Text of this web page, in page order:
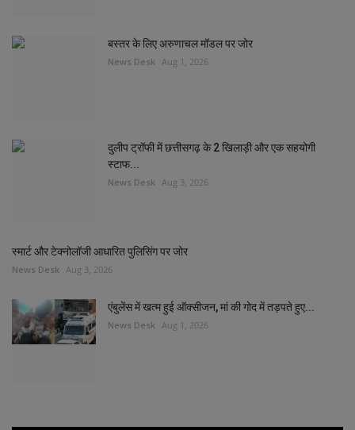
बस्तर के लिए अरुणाचल मॉडल पर जोर
News Desk Aug 1, 2026
दुलीप ट्रॉफी में छत्तीसगढ़ के 2 खिलाड़ी और एक सहयोगी
स्टाफ...
News Desk Aug 3, 2026
स्मार्ट और टेक्नोलॉजी आधारित पुलिसिंग पर जोर
News Desk Aug 3, 2026
एंबुलेंस में खत्म हुई ऑक्सीजन, मां की गोद में तड़पते हुए...
News Desk Aug 1, 2026